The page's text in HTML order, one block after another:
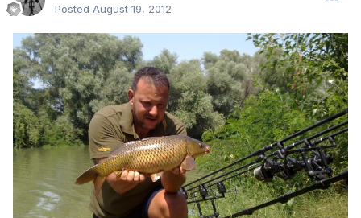
Posted August 19, 2012